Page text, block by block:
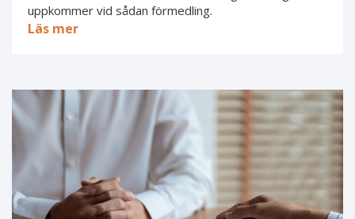
uppkommer vid sådan förmedling.
Läs mer
vid
förmedlingar